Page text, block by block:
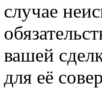
случае
вашей
для её